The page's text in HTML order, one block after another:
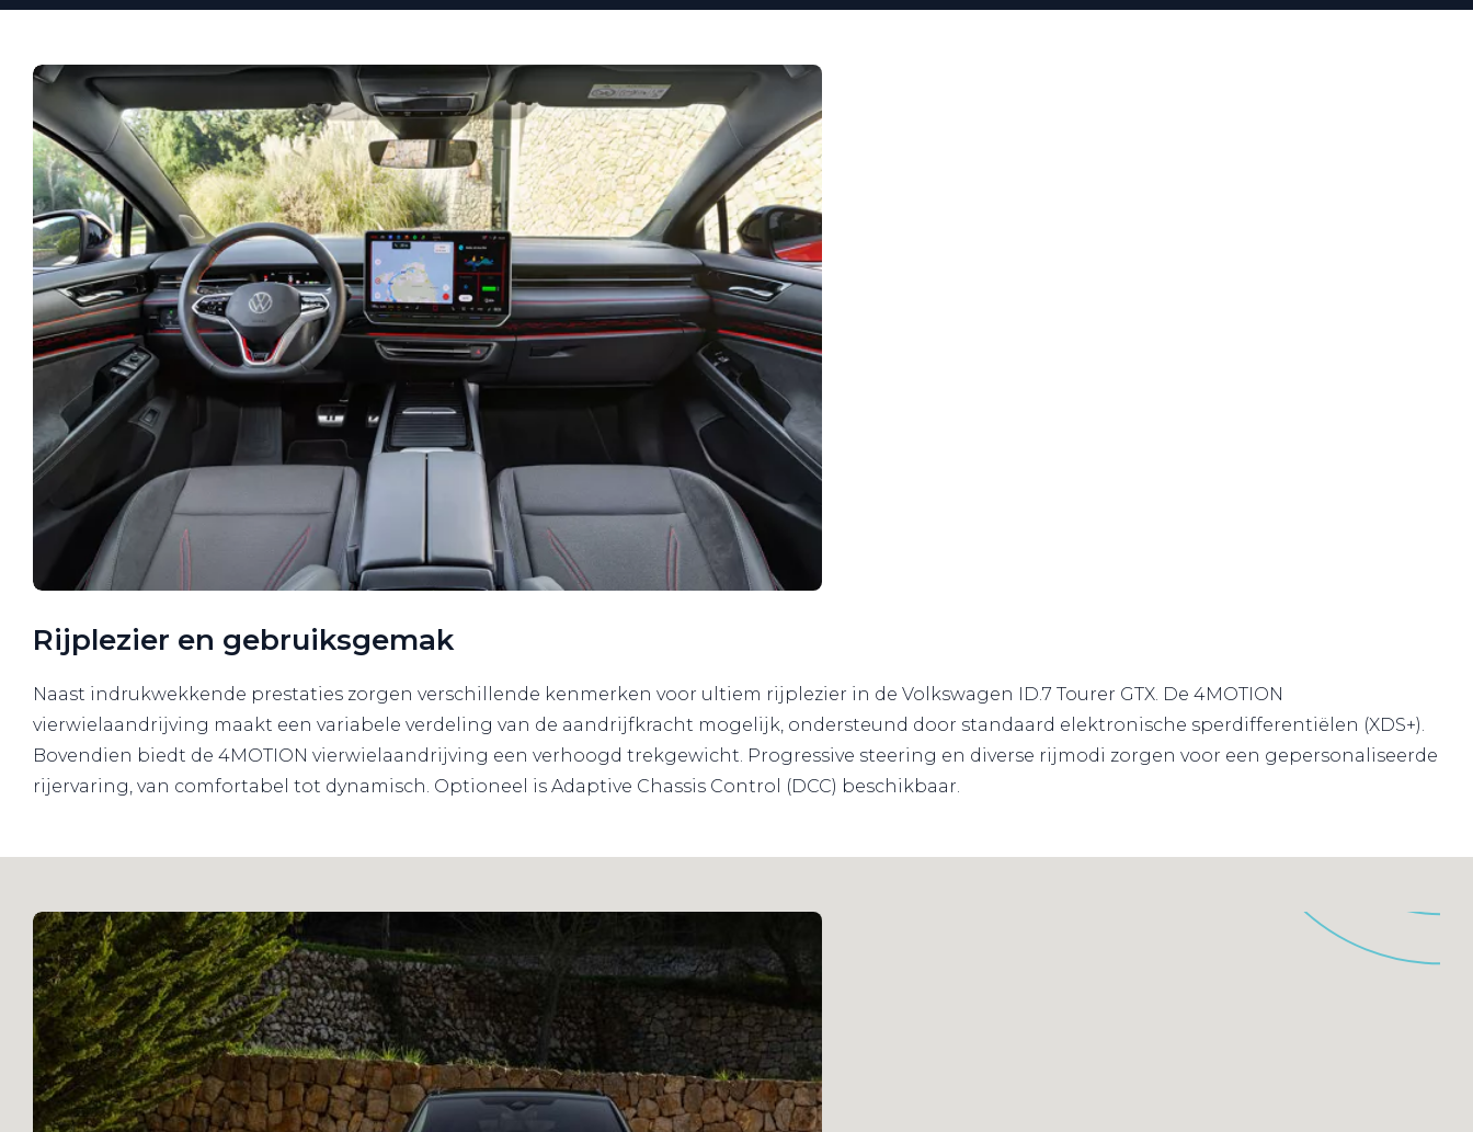
Rijplezier en gebruiksgemak
Naast indrukwekkende prestaties zorgen verschillende kenmerken voor ultiem rijplezier in de Volkswagen ID.7 Tourer GTX. De 4MOTION
vierwielaandrijving maakt een variabele verdeling van de aandrijfkracht mogelijk, ondersteund door standaard elektronische sperdifferentiëlen (XDS+).
Bovendien biedt de 4MOTION vierwielaandrijving een verhoogd trekgewicht. Progressive steering en diverse rijmodi zorgen voor een gepersonaliseerde
rijervaring, van comfortabel tot dynamisch. Optioneel is Adaptive Chassis Control (DCC) beschikbaar.